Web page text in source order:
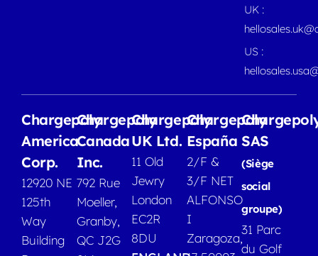
UK :
US :
Chargepoly
America
Corp.
12920 NE
125th
Way
Building
Chargepoly
Canada
Inc.
792 Rue
Moeller,
Granby,
QC J2G
Chargepoly
UK Ltd.
11 Old
Jewry
London
EC2R
8DU
Chargepoly
España
2/F &
3/F NET
ALFONSO
I
Zaragoza,
SAS
(Siège
social
groupe)
31 Parc
du Golf